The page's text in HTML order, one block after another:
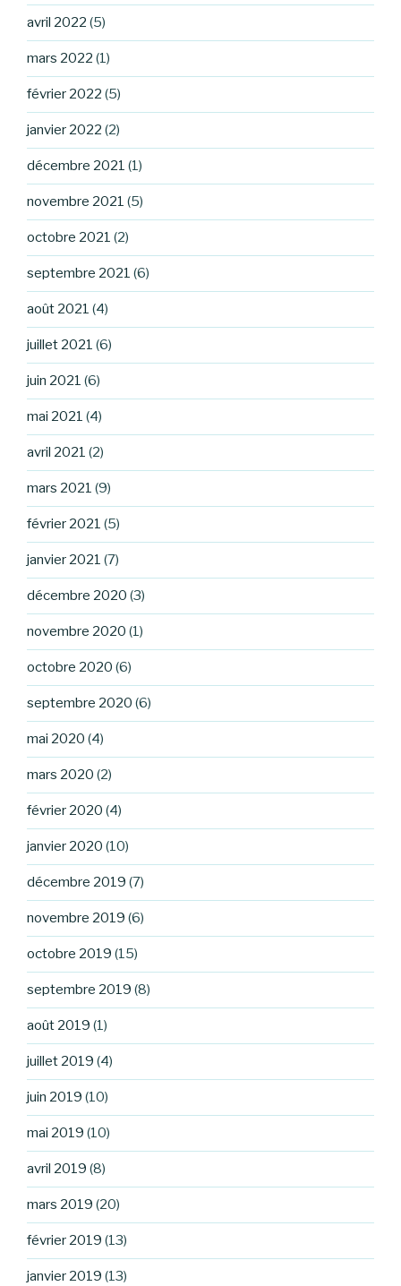
avril 2022 (5)
mars 2022 (1)
février 2022 (5)
janvier 2022 (2)
décembre 2021 (1)
novembre 2021 (5)
octobre 2021 (2)
septembre 2021 (6)
août 2021 (4)
juillet 2021 (6)
juin 2021 (6)
mai 2021 (4)
avril 2021 (2)
mars 2021 (9)
février 2021 (5)
janvier 2021 (7)
décembre 2020 (3)
novembre 2020 (1)
octobre 2020 (6)
septembre 2020 (6)
mai 2020 (4)
mars 2020 (2)
février 2020 (4)
janvier 2020 (10)
décembre 2019 (7)
novembre 2019 (6)
octobre 2019 (15)
septembre 2019 (8)
août 2019 (1)
juillet 2019 (4)
juin 2019 (10)
mai 2019 (10)
avril 2019 (8)
mars 2019 (20)
février 2019 (13)
janvier 2019 (13)